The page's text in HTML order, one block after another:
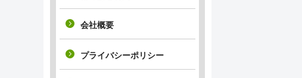
会社概要
プライバシーポリシー